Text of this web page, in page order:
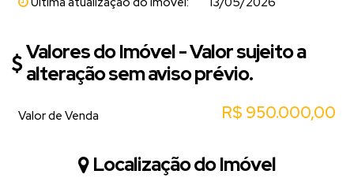
Valores do Imóvel - Valor sujeito a
alteração sem aviso prévio.
R$ 950.000,00
Valor de Venda
Localização do Imóvel